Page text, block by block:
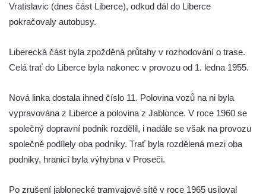
Vratislavic (dnes část Liberce), odkud dál do Liberce
pokračovaly autobusy.
Liberecká část byla zpožděná průtahy v rozhodování o trase.
Celá trať do Liberce byla nakonec v provozu od 1. ledna 1955.
Nová linka dostala ihned číslo 11. Polovina vozů na ni byla
vypravována z Liberce a polovina z Jablonce. V roce 1960 se
společný dopravní podnik rozdělil, i nadále se však na provozu
společně podílely oba podniky. Trať byla rozdělená mezi oba
podniky, hranicí byla výhybna v Proseči.
Po zrušení jablonecké tramvajové sítě v roce 1965 usiloval